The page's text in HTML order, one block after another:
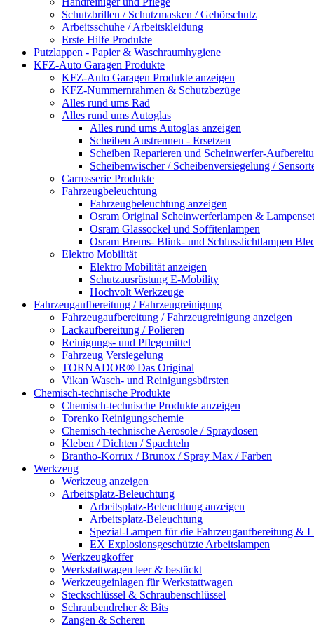
Schutzbrillen / Schutzmasken / Gehörschutz
Arbeitsschuhe / Arbeitskleidung
Erste Hilfe Produkte
Putzlappen - Papier & Waschraumhygiene
KFZ-Auto Garagen Produkte
KFZ-Auto Garagen Produkte anzeigen
KFZ-Nummernrahmen & Schutzbezüge
Alles rund ums Rad
Alles rund ums Autoglas
Alles rund ums Autoglas anzeigen
Scheiben Austrennen - Ersetzen
Scheiben Reparieren und Scheinwerfer-
Scheibenwischer / Scheibenversiegelung /
Carrosserie Produkte
Fahrzeugbeleuchtung
Fahrzeugbeleuchtung anzeigen
Osram Original Scheinwerferlampen &
Osram Glassockel und Soffitenlampen
Osram Brems- Blink- und Schlusslichtlampen
Elektro Mobilität
Elektro Mobilität anzeigen
Schutzausrüstung E-Mobility
Hochvolt Werkzeuge
Fahrzeugaufbereitung / Fahrzeugreinigung
Fahrzeugaufbereitung / Fahrzeugreinigung anzeigen
Lackaufbereitung / Polieren
Reinigungs- und Pflegemittel
Fahrzeug Versiegelung
TORNADOR® Das Original
Vikan Wasch- und Reinigungsbürsten
Chemisch-technische Produkte
Chemisch-technische Produkte anzeigen
Torenko Reinigungschemie
Chemisch-technische Aerosole / Spraydosen
Kleben / Dichten / Spachteln
Brantho-Korrux / Brunox / Spray Max / Farben
Werkzeug
Werkzeug anzeigen
Arbeitsplatz-Beleuchtung
Arbeitsplatz-Beleuchtung anzeigen
Arbeitsplatz-Beleuchtung
Spezial-Lampen für die Fahrzeugaufbereitung &
EX Explosionsgeschützte Arbeitslampen
Werkzeugkoffer
Werkstattwagen leer & bestückt
Werkzeugeinlagen für Werkstattwagen
Steckschlüssel & Schraubenschlüssel
Schraubendreher & Bits
Zangen & Scheren